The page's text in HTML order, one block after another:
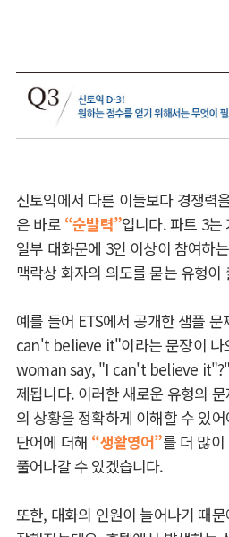
신토익에서 다른 이들보다 경쟁력
은 바로 “순발력”입니다. 파트 3는
일부 대화문에 3인 이상이 참여하
맥락상 화자의 의도를 묻는 유형이
예를 들어 ETS에서 공개한 샘플
can't believe it"이라는 문장이
woman say, "I can't believe it"?"
제됩니다. 이러한 새로운 유형의
의 상황을 정확하게 이해할 수 있
단어에 더해 “생활영어”를 더 많
풀어나갈 수 있겠습니다.
또한, 대화의 인원이 늘어나기 때